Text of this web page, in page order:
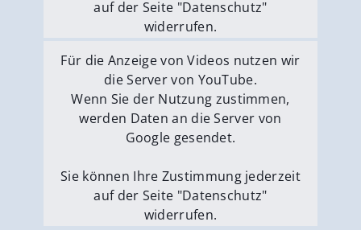
auf der Seite "Datenschutz"
widerrufen.
Externe Medien erlauben
Für die Anzeige von Videos nutzen wir
die Server von YouTube.
Wenn Sie der Nutzung zustimmen,
werden Daten an die Server von
Google gesendet.
Sie können Ihre Zustimmung jederzeit
auf der Seite "Datenschutz"
widerrufen.